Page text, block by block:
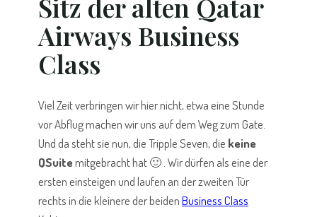
Sitz der alten Qatar
Airways Business
Class
Viel Zeit verbringen wir hier nicht, etwa eine Stunde
vor Abflug machen wir uns auf dem Weg zum Gate.
Und da steht sie nun, die Tripple Seven, die keine
QSuitemitgebracht hat 🙂 . Wir dürfen als eine der
ersten einsteigen und laufen an der zweiten Tür
rechts in die kleinere der beidenBusiness Class